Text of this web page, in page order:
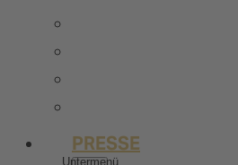
PRESSE
Untermenü